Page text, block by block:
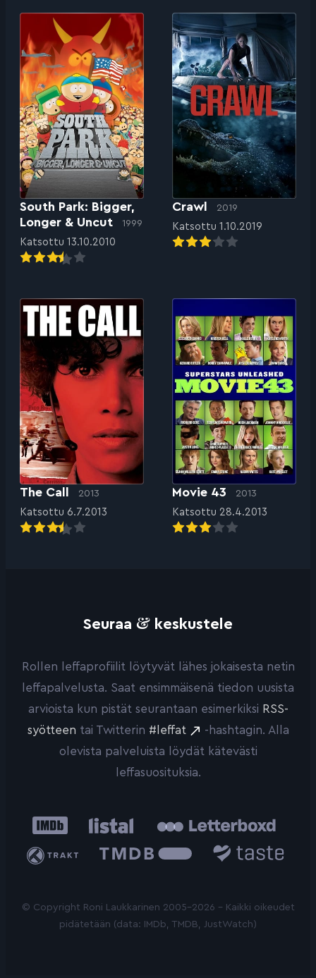
South Park: Bigger,
Longer & Uncut
1999
Katsottu 13.10.2010
Crawl 2019
Katsottu 1.10.2019
The Call 2013
Katsottu 6.7.2013
Movie 43 2013
Katsottu 28.4.2013
Seuraa & keskustele
Rollen leffaprofiilit löytyvät lähes jokaisesta netin
leffapalvelusta. Saat ensimmäisenä tiedon uusista
arvioista kun pistät seurantaan esimerkiksi RSS-
syötteen tai Twitterin #leffat
-hashtagin. Alla
olevista palveluista löydät kätevästi
leffasuosituksia.
IMDb Listal
Trakt
Database
© Copyright Roni Laukkarinen 2005-2026 - Kaikki oikeudet
pidätetään (data: IMDb, TMDB, JustWatch)